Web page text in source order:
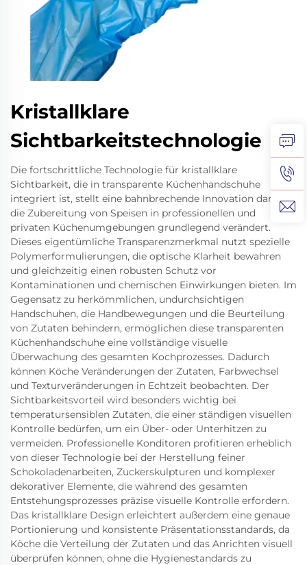
Kristallklare
Sichtbarkeitstechnologie
Die fortschrittliche Technologie für kristallklare
Sichtbarkeit, die in transparente Küchenhandschuhe
integriert ist, stellt eine bahnbrechende Innovation dar, die
die Zubereitung von Speisen in professionellen und
privaten Küchenumgebungen grundlegend verändert.
Dieses eigentümliche Transparenzmerkmal nutzt spezielle
Polymerformulierungen, die optische Klarheit bewahren
und gleichzeitig einen robusten Schutz vor
Kontaminationen und chemischen Einwirkungen bieten. Im
Gegensatz zu herkömmlichen, undurchsichtigen
Handschuhen, die Handbewegungen und die Beurteilung
von Zutaten behindern, ermöglichen diese transparenten
Küchenhandschuhe eine vollständige visuelle
Überwachung des gesamten Kochprozesses. Dadurch
können Köche Veränderungen der Zutaten, Farbwechsel
und Texturveränderungen in Echtzeit beobachten. Der
Sichtbarkeitsvorteil wird besonders wichtig bei
temperatursensiblen Zutaten, die einer ständigen visuellen
Kontrolle bedürfen, um ein Über- oder Unterhitzen zu
vermeiden. Professionelle Konditoren profitieren erheblich
von dieser Technologie bei der Herstellung feiner
Schokoladenarbeiten, Zuckerskulpturen und komplexer
dekorativer Elemente, die während des gesamten
Entstehungsprozesses präzise visuelle Kontrolle erfordern.
Das kristallklare Design erleichtert außerdem eine genaue
Portionierung und konsistente Präsentationsstandards, da
Köche die Verteilung der Zutaten und das Anrichten visuell
überprüfen können, ohne die Hygienestandards zu